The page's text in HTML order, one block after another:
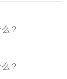
？
？